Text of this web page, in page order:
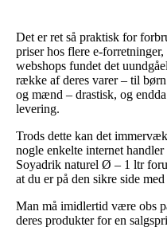
Det er ret så praktisk for
priser hos flere e-
webshops fundet det
række af deres varer – til
og mænd – drastisk, og
levering.
Trods dette kan det
nogle enkelte internet
Soyadrik naturel Ø – 1 ltr
at du er på den sikre side
Man må imidlertid være obs
deres produkter for en